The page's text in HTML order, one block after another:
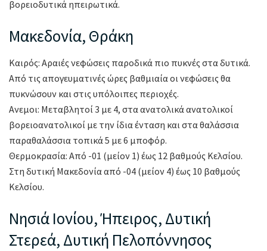
βορειοδυτικά ηπειρωτικά.
Μακεδονία, Θράκη
Καιρός: Αραιές νεφώσεις παροδικά πιο πυκνές στα δυτικά.
Από τις απογευματινές ώρες βαθμιαία οι νεφώσεις θα
πυκνώσουν και στις υπόλοιπες περιοχές.
Ανεμοι: Μεταβλητοί 3 με 4, στα ανατολικά ανατολικοί
βορειοανατολικοί με την ίδια ένταση και στα θαλάσσια
παραθαλάσσια τοπικά 5 με 6 μποφόρ.
Θερμοκρασία: Από -01 (μείον 1) έως 12 βαθμούς Κελσίου.
Στη δυτική Μακεδονία από -04 (μείον 4) έως 10 βαθμούς
Κελσίου.
Νησιά Ιονίου, Ήπειρος, Δυτική
Στερεά, Δυτική Πελοπόννησος